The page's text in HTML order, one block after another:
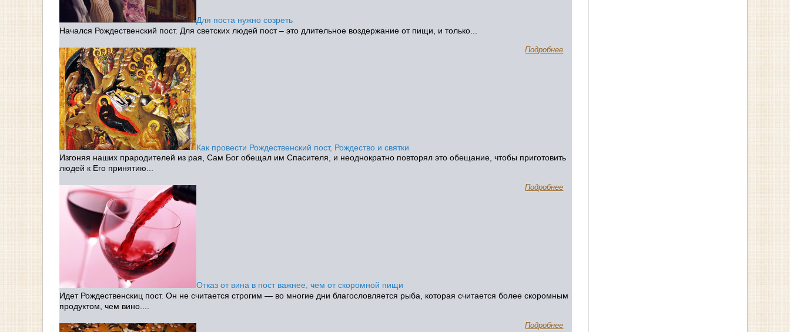
Для поста нужно созреть
Начался Рождественский пост. Для светских людей пост – это длительное воздержание от пищи, и только...
Подробнее
Как провести Рождественский пост, Рождество и святки
Изгоняя наших прародителей из рая, Сам Бог обещал им Спасителя, и неоднократно повторял это обещание, чтобы приготовить
людей к Его принятию...
Подробнее
Отказ от вина в пост важнее, чем от скоромной пищи
Идет Рождественскиц пост. Он не считается строгим — во многие дни благословляется рыба, которая считается более скоромным
продуктом, чем вино....
Подробнее